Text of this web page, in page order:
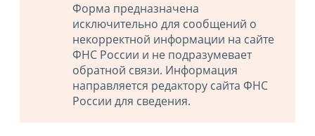
Форма предназначена
исключительно для сообщений о
некорректной информации на сайте
ФНС России и не подразумевает
обратной связи. Информация
направляется редактору сайта ФНС
России для сведения.